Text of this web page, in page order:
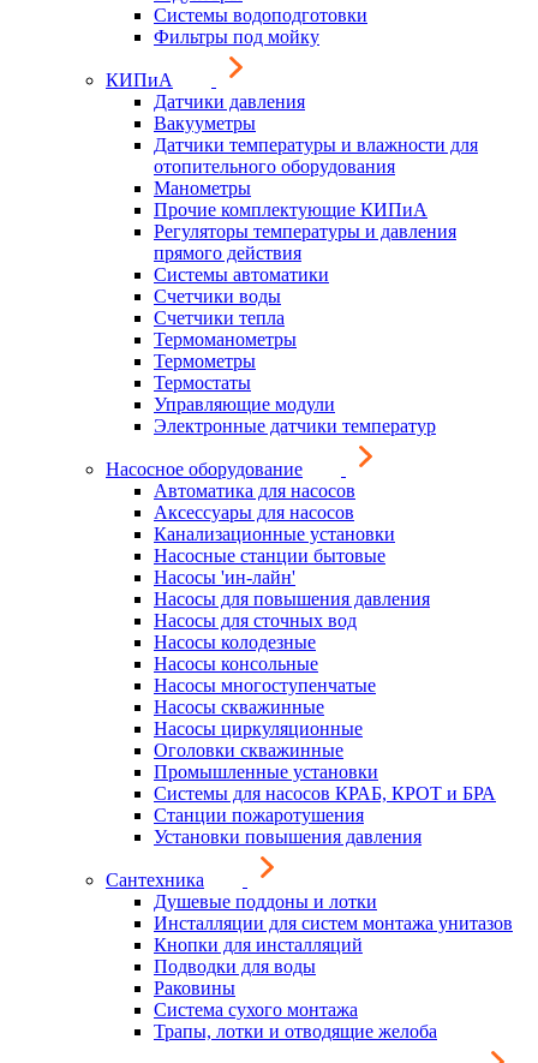
Системы водоподготовки
Фильтры под мойку
КИПиА
Датчики давления
Вакууметры
Датчики температуры и влажности для
отопительного оборудования
Манометры
Прочие комплектующие КИПиА
Регуляторы температуры и давления
прямого действия
Системы автоматики
Счетчики воды
Счетчики тепла
Термоманометры
Термометры
Термостаты
Управляющие модули
Электронные датчики температур
Насосное оборудование
Автоматика для насосов
Аксессуары для насосов
Канализационные установки
Насосные станции бытовые
Насосы 'ин-лайн'
Насосы для повышения давления
Насосы для сточных вод
Насосы колодезные
Насосы консольные
Насосы многоступенчатые
Насосы скважинные
Насосы циркуляционные
Оголовки скважинные
Промышленные установки
Системы для насосов КРАБ, КРОТ и БРА
Станции пожаротушения
Установки повышения давления
Сантехника
Душевые поддоны и лотки
Инсталляции для систем монтажа унитазов
Кнопки для инсталляций
Подводки для воды
Раковины
Система сухого монтажа
Трапы, лотки и отводящие желоба